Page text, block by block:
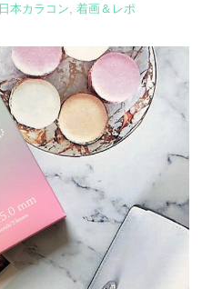
日本カラコン 着画＆レポ
Search